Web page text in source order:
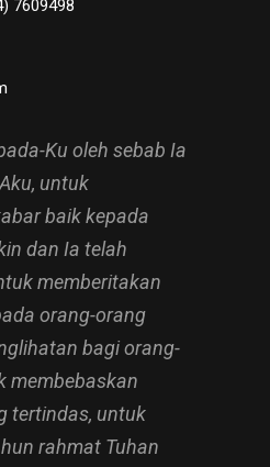
7609498
Ku oleh sebab Ia
untuk
baik kepada
dan Ia telah
memberitakan
orang-orang
bagi orang-
membebaskan
tertindas, untuk
rahmat Tuhan